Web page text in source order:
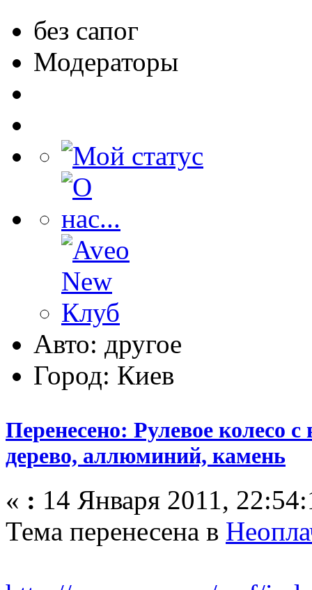
без сапог
Модераторы
Авто: другое
Город: Киев
Перенесено: Рулевое колесо
дерево, аллюминий, камень
« : 14 Января 2011,
Тема перенесена в